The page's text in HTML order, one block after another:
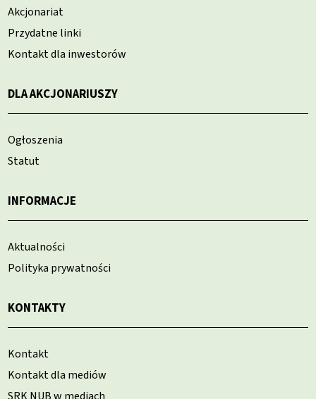
Akcjonariat
Przydatne linki
Kontakt dla inwestorów
DLA AKCJONARIUSZY
Ogłoszenia
Statut
INFORMACJE
Aktualności
Polityka prywatności
KONTAKTY
Kontakt
Kontakt dla mediów